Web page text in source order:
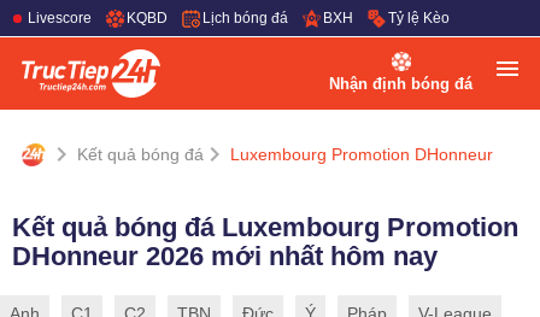
Livescore KQBD Lịch bóng đá BXH Tỷ lệ Kèo
Nhận định bóng đá
Kết quả bóng đá Luxembourg Promotion DHonneur
Kết quả bóng đá Luxembourg Promotion
DHonneur 2026 mới nhất hôm nay